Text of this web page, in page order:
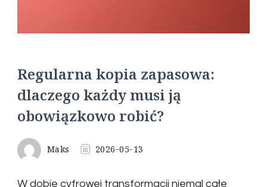
Regularna kopia zapasowa:
dlaczego każdy musi ją
obowiązkowo robić?
Maks 2026-05-13
W dobie cyfrowej transformacji niemal całe